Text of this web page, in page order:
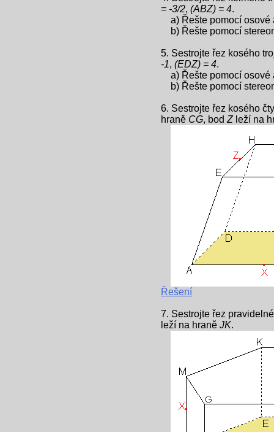
= -3/2, (ABZ) = 4.
a) Řešte pomocí osové
b) Řešte pomocí
5. Sestrojte řez kosého
-1, (EDZ) = 4.
a) Řešte pomocí osové
b) Řešte pomocí
6. Sestrojte řez kosého
hraně CG, bod Zleží na
Řešení
7. Sestrojte řez
leží na hraně JK.